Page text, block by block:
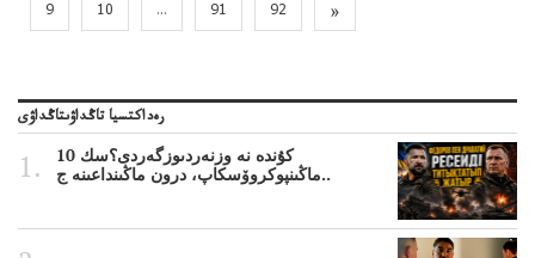
9
10 ... 91 92 »
رەداكتسيا تاڭداۋىتاڭداۋى
10 كۇندە نە وزنەردىوزگەردى؟سك
ماڭىنپوكروۆسكاپ، درون ماڭىنداعىنە ج..